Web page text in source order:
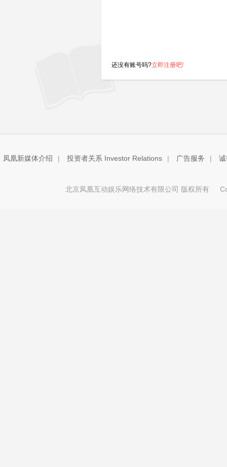
还没有账号吗?立即注册吧!
凤凰新媒体介绍 | 投资者关系 Investor Relations | 广告服务 |
北京凤凰互动娱乐网络技术有限公司 版权所有